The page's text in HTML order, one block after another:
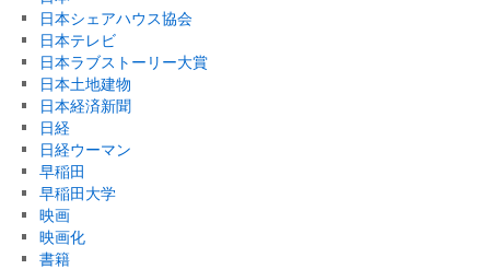
日本シェアハウス協会
日本テレビ
日本ラブストーリー大賞
日本土地建物
日本経済新聞
日経
日経ウーマン
早稲田
早稲田大学
映画
映画化
書籍